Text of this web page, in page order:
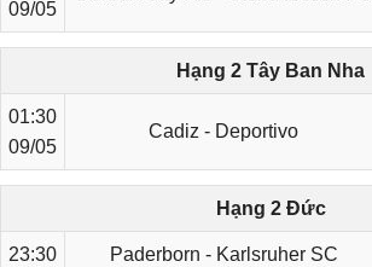
09/05
Hạng 2 Tây Ban Nha
01:30
09/05
Cadiz - Deportivo
Hạng 2 Đức
23:30 Paderborn - Karlsruher SC